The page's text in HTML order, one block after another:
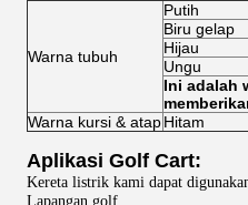
Warna tubuh
Putih
Biru gelap
Hijau
Ungu
Ini adalah
Warna kursi & atapHitam
Aplikasi Golf Cart:
Kereta listrik kami dapat
Lapangan golf